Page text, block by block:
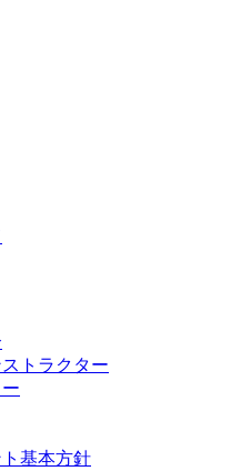
トラクター
基本方針